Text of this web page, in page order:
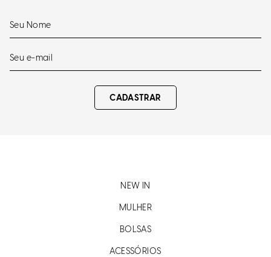
CADASTRAR
NEW IN
MULHER
BOLSAS
ACESSÓRIOS